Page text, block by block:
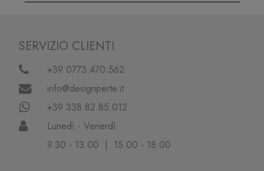
SERVIZIO CLIENTI
+39 0773.470.562
info@designperte.it
+39 338.82.85.012
Lunedì - Venerdì
9.30 - 13.00 | 15.00 - 18.00